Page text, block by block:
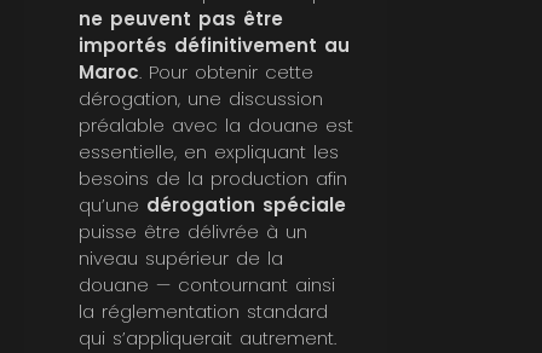
ne peuvent pas être
importés définitivement au
Maroc. Pour obtenir cette
dérogation, une discussion
préalable avec la douane est
essentielle, en expliquant les
besoins de la production afin
qu’une dérogation spéciale
puisse être délivrée à un
niveau supérieur de la
douane — contournant ainsi
la réglementation standard
qui s’appliquerait autrement.